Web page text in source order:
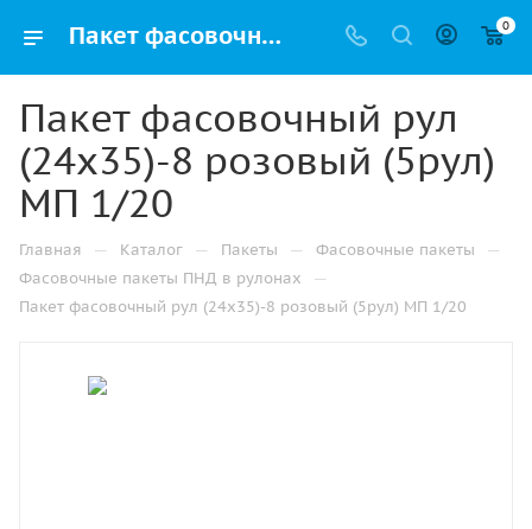
Пакет фасовочный рул (24х35)-8 розовый (5рул) МП 1/20 купить в Ижевске с доставкой оптом и в розницу 0
Пакет фасовочный рул
(24х35)-8 розовый (5рул)
МП 1/20
Главная — Каталог — Пакеты — Фасовочные пакеты —
Фасовочные пакеты ПНД в рулонах —
Пакет фасовочный рул (24х35)-8 розовый (5рул) МП 1/20